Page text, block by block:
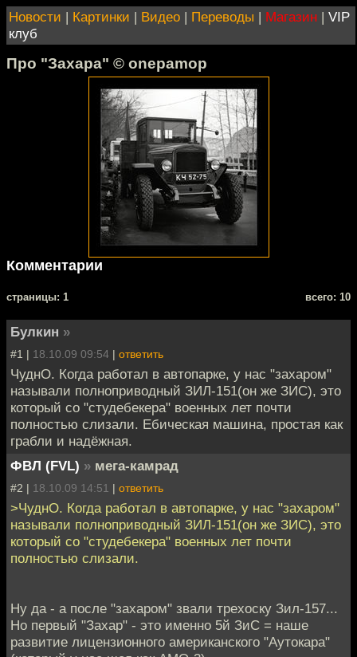
Новости | Картинки | Видео | Переводы | Магазин | VIP
клуб
Про "Захара" © onepamop
Комментарии
cтраницы: 1 всего: 10
Булкин »
#1 | 18.10.09 09:54 | ответить
ЧуднО. Когда работал в автопарке, у нас "захаром"
называли полноприводный ЗИЛ-151(он же ЗИС), это
который со "студебекера" военных лет почти
полностью слизали. Ебическая машина, простая как
грабли и надёжная.
ФВЛ (FVL) » мега-камрад
#2 | 18.10.09 14:51 | ответить
>ЧуднО. Когда работал в автопарке, у нас "захаром"
называли полноприводный ЗИЛ-151(он же ЗИС), это
который со "студебекера" военных лет почти
полностью слизали.
Ну да - а после "захаром" звали трехоску Зил-157...
Но первый "Захар" - это именно 5й ЗиС = наше
развитие лицензионного американского "Аутокара"